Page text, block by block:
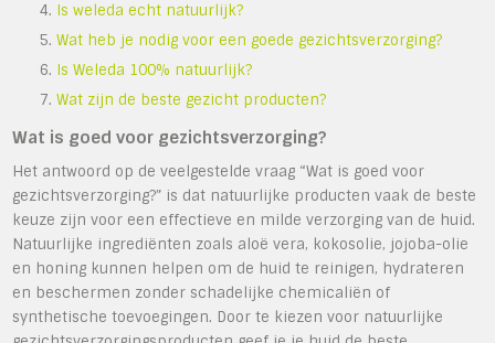
Is weleda echt natuurlijk?
Wat heb je nodig voor een goede gezichtsverzorging?
Is Weleda 100% natuurlijk?
Wat zijn de beste gezicht producten?
Wat is goed voor gezichtsverzorging?
Het antwoord op de veelgestelde vraag “Wat is goed voor
gezichtsverzorging?” is dat natuurlijke producten vaak de beste
keuze zijn voor een effectieve en milde verzorging van de huid.
Natuurlijke ingrediënten zoals aloë vera, kokosolie, jojoba-olie
en honing kunnen helpen om de huid te reinigen, hydrateren
en beschermen zonder schadelijke chemicaliën of
synthetische toevoegingen. Door te kiezen voor natuurlijke